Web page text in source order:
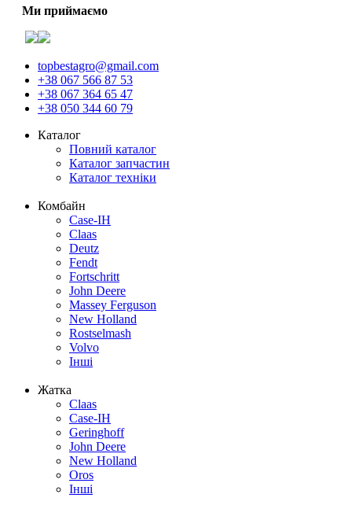
Ми приймаємо
topbestagro@gmail.com
+38 067 566 87 53
+38 067 364 65 47
+38 050 344 60 79
Каталог
Повний каталог
Каталог запчастин
Каталог техніки
Комбайн
Case-IH
Claas
Deutz
Fendt
Fortschritt
John Deere
Massey Ferguson
New Holland
Rostselmash
Volvo
Інші
Жатка
Claas
Case-IH
Geringhoff
John Deere
New Holland
Oros
Інші